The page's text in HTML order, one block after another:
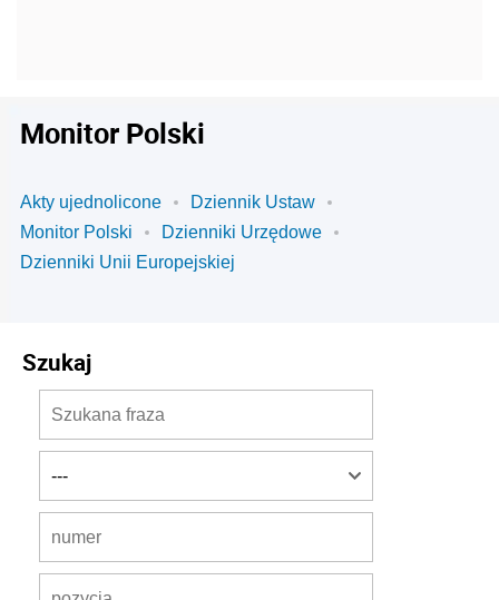
Monitor Polski
Akty ujednolicone
Dziennik Ustaw
Monitor Polski
Dzienniki Urzędowe
Dzienniki Unii Europejskiej
Szukaj